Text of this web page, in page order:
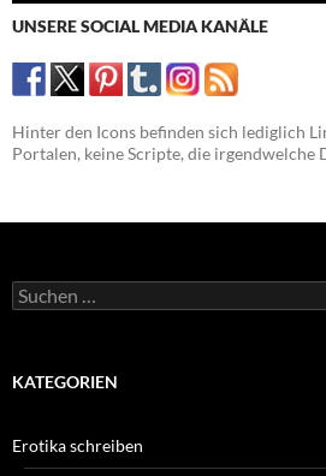
UNSERE SOCIAL MEDIA KANÄLE
Hinter den Icons befinden sich lediglich
Portalen, keine Scripte, die irgendwelche
Suchen
nach:
KATEGORIEN
Erotika schreiben